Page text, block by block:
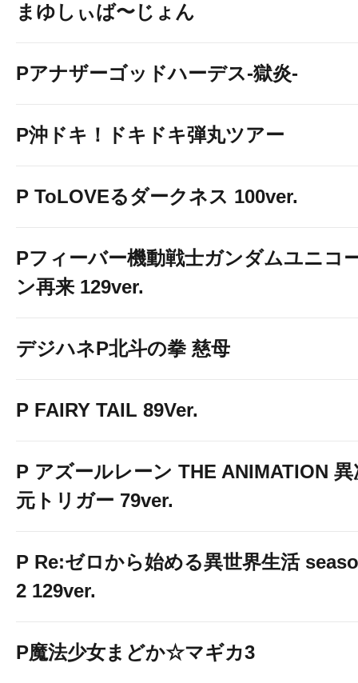
★☆★最新機種
まゆしぃば〜じょん
Pアナザーゴッドハーデス-獄炎-
P沖ドキ！ドキドキ弾丸ツアー
P ToLOVEるダークネス 100ver.
Pフィーバー機動戦士ガンダムユニコ
ン再来 129ver.
デジハネP北斗の拳 慈母
P FAIRY TAIL 89Ver.
P アズールレーン THE ANIMATION 異
元トリガー 79ver.
P Re:ゼロから始める異世界生活
2 129ver.
P魔法少女まどか☆マギカ3